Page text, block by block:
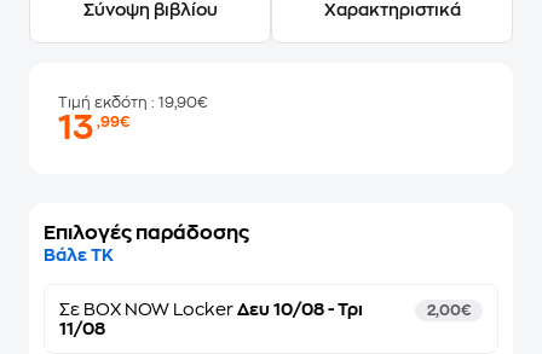
Σύνοψη βιβλίου Χαρακτηριστικά
Τιμή εκδότη : 19,90€
13,99€
Επιλογές παράδοσης
Βάλε ΤΚ
Σε BOX NOW Locker Δευ 10/08 - Τρι
11/08
2,00€